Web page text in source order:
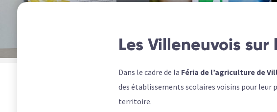
Les Villeneuvois sur
Dans le cadre de la Féria de l’agriculture de
des établissements scolaires voisins pour
territoire.